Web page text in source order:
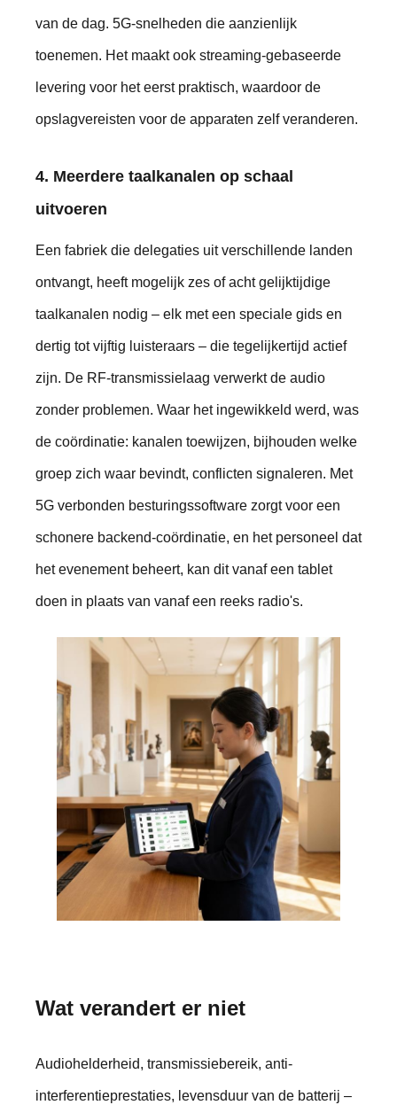
van de dag. 5G-snelheden die aanzienlijk
toenemen. Het maakt ook streaming-gebaseerde
levering voor het eerst praktisch, waardoor de
opslagvereisten voor de apparaten zelf veranderen.
4. Meerdere taalkanalen op schaal
uitvoeren
Een fabriek die delegaties uit verschillende landen
ontvangt, heeft mogelijk zes of acht gelijktijdige
taalkanalen nodig – elk met een speciale gids en
dertig tot vijftig luisteraars – die tegelijkertijd actief
zijn. De RF-transmissielaag verwerkt de audio
zonder problemen. Waar het ingewikkeld werd, was
de coördinatie: kanalen toewijzen, bijhouden welke
groep zich waar bevindt, conflicten signaleren. Met
5G verbonden besturingssoftware zorgt voor een
schonere backend-coördinatie, en het personeel dat
het evenement beheert, kan dit vanaf een tablet
doen in plaats van vanaf een reeks radio's.
Wat verandert er niet
Audiohelderheid, transmissiebereik, anti-
interferentieprestaties, levensduur van de batterij –